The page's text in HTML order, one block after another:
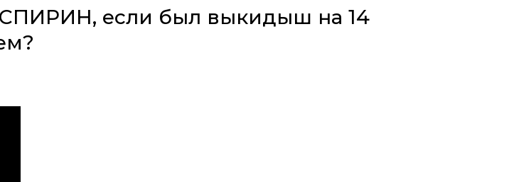
если был выкидыш на 14